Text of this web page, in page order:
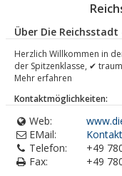
Über Die
Herzlich Willkommen in
der Spitzenklasse, ✔
Mehr erfahren
Kontaktmöglichkeiten:
Web:
EMail:
Telefon:
+49
Fax:
+49